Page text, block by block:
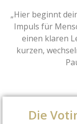
„Hier beginnt
Impuls für
einen klaren
kurzen,
Die